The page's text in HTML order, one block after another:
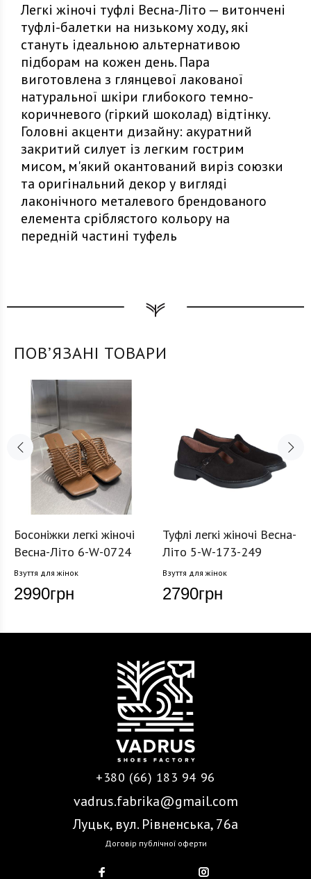
Легкі жіночі туфлі Весна-Літо — витончені
туфлі-балетки на низькому ходу, які
стануть ідеальною альтернативою
підборам на кожен день. Пара
виготовлена з глянцевої лакованої
натуральної шкіри глибокого темно-
коричневого (гіркий шоколад) відтінку.
Головні акценти дизайну: акуратний
закритий силует із легким гострим
мисом, м'який окантований виріз союзки
та оригінальний декор у вигляді
лаконічного металевого брендованого
елемента сріблястого кольору на
передній частині туфель
ПОВʼЯЗАНІ ТОВАРИ
Босоніжки легкі жіночі
Весна-Літо 6-W-0724
Взуття для жінок
2990грн
Туфлі легкі жіночі Весна-
Літо 5-W-173-249
Взуття для жінок
2790грн
+380 (66) 183 94 96
vadrus.fabrika@gmail.com
Луцьк, вул. Рівненська, 76а
Договір публічної оферти